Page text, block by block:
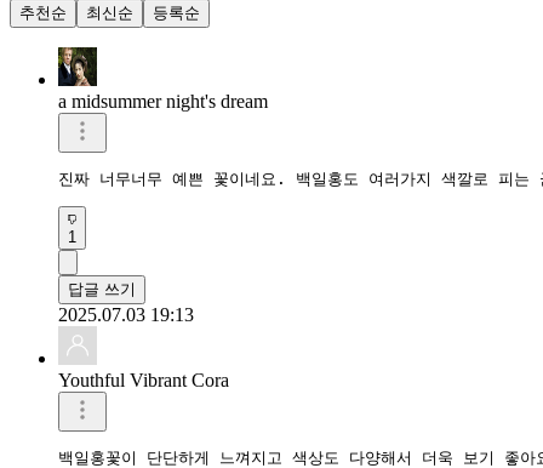
추천순
최신순 등록순
a midsummer night's dream
진짜 너무너무 예쁜 꽃이네요. 백일홍도 여러가지 색깔로 피
1
답글 쓰기
2025.07.03 19:13
Youthful Vibrant Cora
백일홍꽃이 단단하게 느껴지고 색상도 다양해서 더욱 보기 좋아